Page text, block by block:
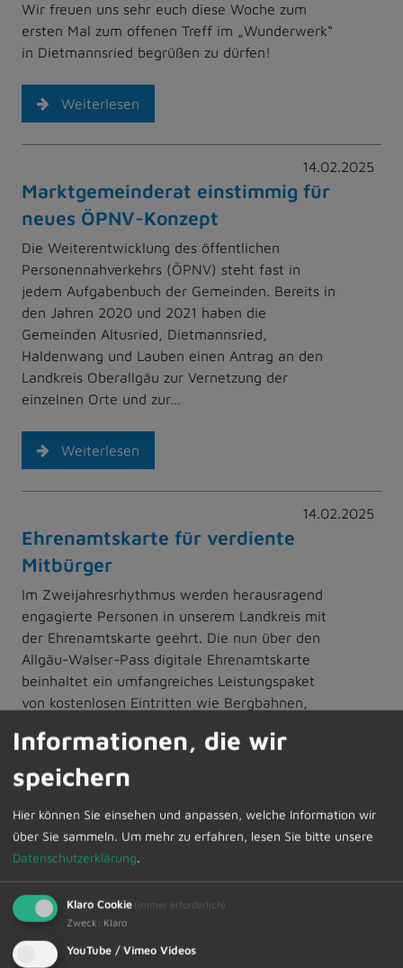
Wir freuen uns sehr euch diese Woche zum
ersten Mal zum offenen Treff im „Wunderwerk“
in Dietmannsried begrüßen zu dürfen!
Weiterlesen
14.02.2025
Marktgemeinderat einstimmig für
neues ÖPNV-Konzept
Die Weiterentwicklung des öffentlichen
Personennahverkehrs (ÖPNV) steht fast in
jedem Aufgabenbuch der Gemeinden. Bereits in
den Jahren 2020 und 2021 haben die
Gemeinden Altusried, Dietmannsried,
Haldenwang und Lauben einen Antrag an den
Landkreis Oberallgäu zur Vernetzung der
einzelnen Orte und zur…
Weiterlesen
14.02.2025
Ehrenamtskarte für verdiente
Mitbürger
Im Zweijahresrhythmus werden herausragend
engagierte Personen in unserem Landkreis mit
der Ehrenamtskarte geehrt. Die nun über den
Allgäu-Walser-Pass digitale Ehrenamtskarte
beinhaltet ein umfangreiches Leistungspaket
von kostenlosen Eintritten wie Bergbahnen,
Weiterlesen
14.02.2025
Abend für Ehepaare im Rahmen
der MarriageWeek - Einladung an
alle Paare in die Festhalle
Dietmannsried
Informationen, die wir
speichern
Hier können Sie einsehen und anpassen, welche Information wir
über Sie sammeln. Um mehr zu erfahren, lesen Sie bitte unsere
Datenschutzerklärung.
Klaro Cookie (immer erforderlich)
Zweck : Klaro
YouTube / Vimeo Videos